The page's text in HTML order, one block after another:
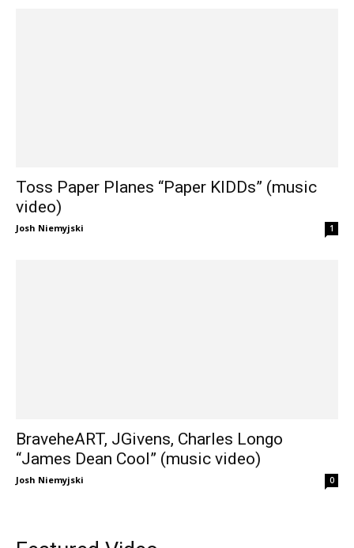
Toss Paper Planes “Paper KIDDs” (music
video)
Josh Niemyjski 1
BraveheART, JGivens, Charles Longo
“James Dean Cool” (music video)
Josh Niemyjski 0